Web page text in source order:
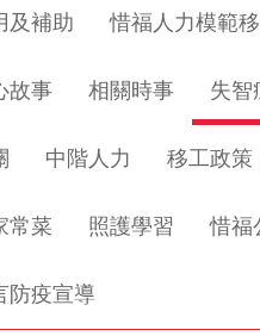
及補助 惜福人力模範
故事 相關時事 失智
中階人力 移工政策
常菜 照護學習 惜福
防疫宣導